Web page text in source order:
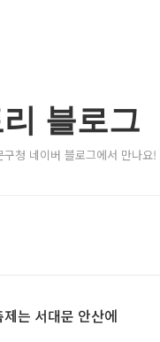
블로그
청 네이버 블로그에서 만나요!
는 서대문 안산에